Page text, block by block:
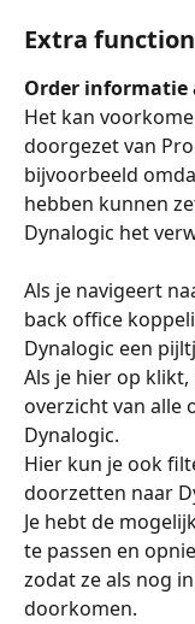
Extra
Order informatie
Het kan
doorgezet van
bijvoorbeeld
hebben kunnen
Dynalogic het
Als je navigeert
back office
Dynalogic een
Als je hier op
overzicht van alle
Dynalogic.
Hier kun je ook
doorzetten naar
Je hebt de
te passen en
zodat ze als nog
doorkomen.